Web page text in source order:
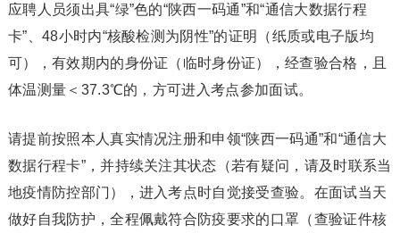
应聘人员须出具“绿”色的“陕西一码通”和“通信大数据行程
卡”、48小时内“核酸检测为阴性”的证明（纸质或电子版均
可），有效期内的身份证（临时身份证），经查验合格，且
体温测量＜37.3℃的，方可进入考点参加面试。
请提前按照本人真实情况注册和申领“陕西一码通”和“通信大
数据行程卡”，并持续关注其状态（若有疑问，请及时联系当
地疫情防控部门），进入考点时自觉接受查验。在面试当天
做好自我防护，全程佩戴符合防疫要求的口罩（查验证件核